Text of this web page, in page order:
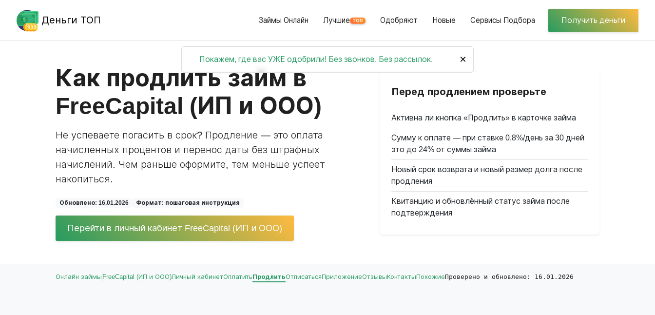
Деньги ТОП Займы Онлайн Лучшие ТОП Одобряют Новые Сервисы Подбора Получить деньги
Покажем, где вас УЖЕ одобрили! Без звонков. Без рассылок. ×
Как продлить займ в
FreeCapital (ИП и ООО)
Не успеваете погасить в срок? Продление — это оплата
начисленных процентов и перенос даты без штрафных
начислений. Чем раньше оформите, тем меньше успеет
накопиться.
Обновлено: 16.01.2026 Формат: пошаговая инструкция
Перейти в личный кабинет FreeCapital (ИП и ООО)
Перед продлением проверьте
Активна ли кнопка «Продлить» в карточке займа
Сумму к оплате — при ставке 0,8%/день за 30 дней
это до 24% от суммы займа
Новый срок возврата и новый размер долга после
продления
Квитанцию и обновлённый статус займа после
подтверждения
Онлайн займы FreeCapital (ИП и ООО)Личный кабинетОплатитьПродлитьОтписатьсяПриложениеОтзывыКонтактыПохожиеПроверено и обновлено: 16.01.2026